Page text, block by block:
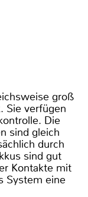
groß
Sie verfügen
Die
sind gleich
durch
sind gut
Kontakte mit
System eine